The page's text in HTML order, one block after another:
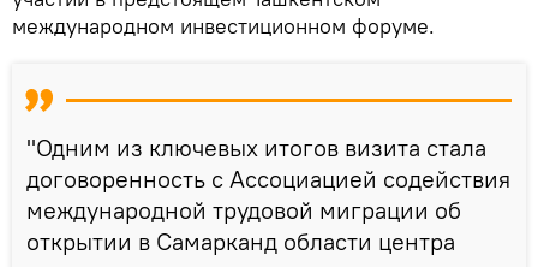
международном инвестиционном форуме.
"Одним из ключевых итогов визита стала
договоренность с Ассоциацией содействия
международной трудовой миграции об
открытии в Самарканд области центра